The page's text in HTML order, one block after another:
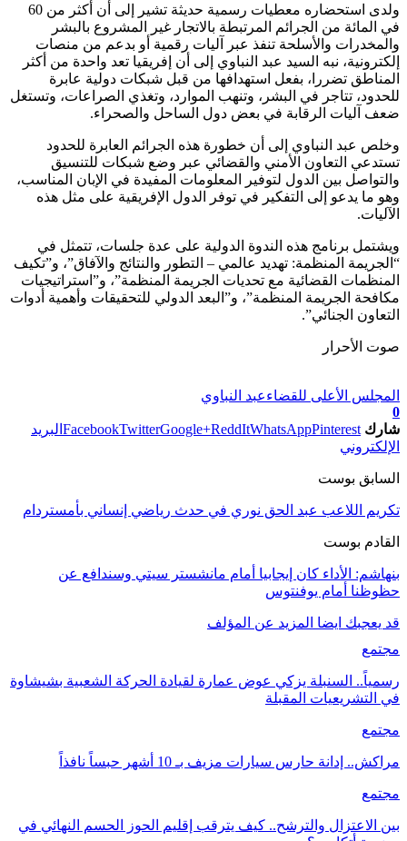
ولدى استحضاره معطيات رسمية حديثة تشير إلى أن أكثر من 60
في المائة من الجرائم المرتبطة بالاتجار غير المشروع بالبشر
والمخدرات والأسلحة تنفذ عبر آليات رقمية أو بدعم من منصات
إلكترونية، نبه السيد عبد النباوي إلى أن إفريقيا تعد واحدة من أكثر
المناطق تضررا، بفعل استهدافها من قبل شبكات دولية عابرة
للحدود، تتاجر في البشر، وتنهب الموارد، وتغذي الصراعات، وتستغل
ضعف آليات الرقابة في بعض دول الساحل والصحراء.
وخلص عبد النباوي إلى أن خطورة هذه الجرائم العابرة للحدود
تستدعي التعاون الأمني والقضائي عبر وضع شبكات للتنسيق
والتواصل بين الدول لتوفير المعلومات المفيدة في الإبان المناسب،
وهو ما يدعو إلى التفكير في توفر الدول الإفريقية على مثل هذه
الآليات.
ويشتمل برنامج هذه الندوة الدولية على عدة جلسات، تتمثل في
“الجريمة المنظمة: تهديد عالمي – التطور والنتائج والآفاق”، و”تكيف
المنظمات القضائية مع تحديات الجريمة المنظمة”، و”استراتيجيات
مكافحة الجريمة المنظمة”، و”البعد الدولي للتحقيقات وأهمية أدوات
التعاون الجنائي”.
صوت الأحرار
المجلس الأعلى للقضاءعبد النباوي
0
شارك
FacebookTwitterGoogle+ReddItWhatsAppPinterest
البريد
الإلكتروني
السابق بوست
تكريم اللاعب عبد الحق نوري في حدث رياضي إنساني بأمستردام
القادم بوست
بنهاشم: الأداء كان إيجابيا أمام مانشستر سيتي وسندافع عن
حظوظنا أمام يوفنتوس
قد يعجبك ايضا المزيد عن المؤلف
مجتمع
رسمياً.. السنبلة يزكي عوض عمارة لقيادة الحركة الشعبية بشيشاوة
في التشريعيات المقبلة
مجتمع
مراكش.. إدانة حارس سيارات مزيف بـ 10 أشهر حبساً نافذاً
مجتمع
بين الاعتزال والترشح.. كيف يترقب إقليم الحوز الحسم النهائي في